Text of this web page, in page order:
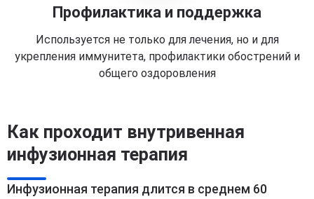
Профилактика и поддержка
Используется не только для лечения, но и для
укрепления иммунитета, профилактики обострений и
общего оздоровления
Как проходит внутривенная
инфузионная терапия
Инфузионная терапия длится в среднем 60